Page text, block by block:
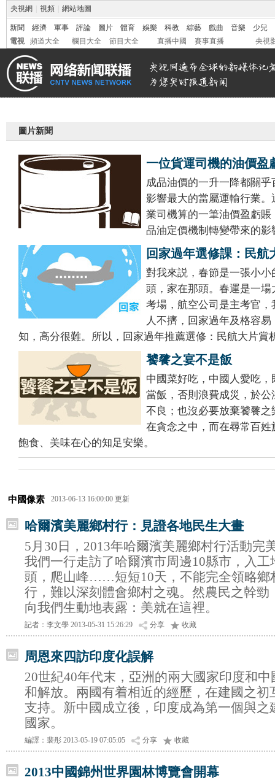
央視網 視頻 網站地圖
新聞 經濟 軍事 評論 圖片 體育 娛樂 科教 綜藝 戲曲 音樂
少兒
電視
頻道大全 欄目大全 節目大全 直播中國 賽事直播 央視
圖片新聞
一位貨運司機的油價盈
成品油價的一升一降都關
影響最大的當屬運輸行業
業司機算的一筆油價盈虧
品油定價機制轉變帶來的影
回家過年選修課：民航
對我來説，春節是一張小
頭，家在那頭。春運是一
考場，航空公司是主考官
人不擠，回家過年及格容
知，高分很難。所以，回家過年推薦選修：民航大片
饕餮之宴不是飯
中國菜好吃，中國人愛吃
當飯，否則浪費成災，於
不良；也沒必要放棄饕餮之
在貪念之中，而在尋常百
飽食、美味在心的知足安樂。
中國像素 2013-06-13 16:00:00 更新
哈爾濱美麗鄉村行：見證各地民生大畫
5月30日，2013年哈爾濱美麗鄉村行活動完
我們一行走訪了哈爾濱市周邊10縣市，入
頭，爬山峰……短短10天，不能完全領略鄉
行，難以深刻體會鄉村之魂。然農民之幹勁
向我們生動地表露：美就在這裡。
記者：李文學 2013-05-31 15:26:29 分享 收藏
周恩來四訪印度化誤解
20世紀40年代末，亞洲的兩大國家印度和
和解放。兩國有着相近的經歷，在建國之初
支持。新中國成立後，印度成為第一個與之
國家。
編譯：裴彤 2013-05-19 07:05:05 分享 收藏
2013中國錦州世界園林博覽會開幕